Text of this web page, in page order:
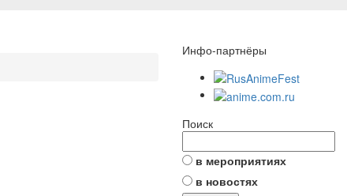
Инфо-партнёры
Поиск
в мероприятиях
в новостях